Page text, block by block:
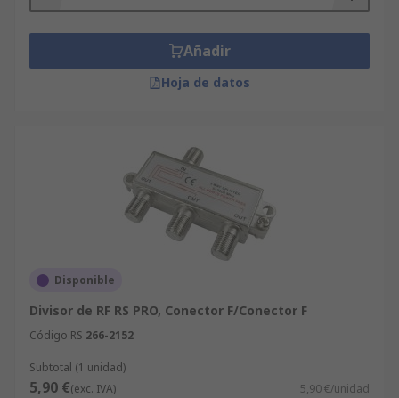
Añadir
Hoja de datos
Disponible
Divisor de RF RS PRO, Conector F/Conector F
Código RS 266-2152
Subtotal (1 unidad)
5,90 €(exc. IVA) 5,90 €/unidad